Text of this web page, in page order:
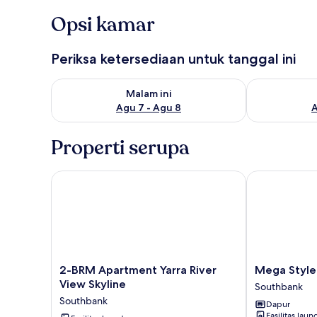
Opsi kamar
Periksa ketersediaan untuk tanggal ini
Malam ini
Agu 7 - Agu 8
Periksa ketersediaan untuk malam ini Agu 7 - Agu 8
Periksa
Properti serupa
2-
BRM
Apartment
Yarra
2-BRM Apartment Yarra River
View Skyline
Southbank
2-BRM Apartment Yarra River View Skyline
Mega
Style
Apartments
Bella
Mega
Southbank
Dapur
Mega Style